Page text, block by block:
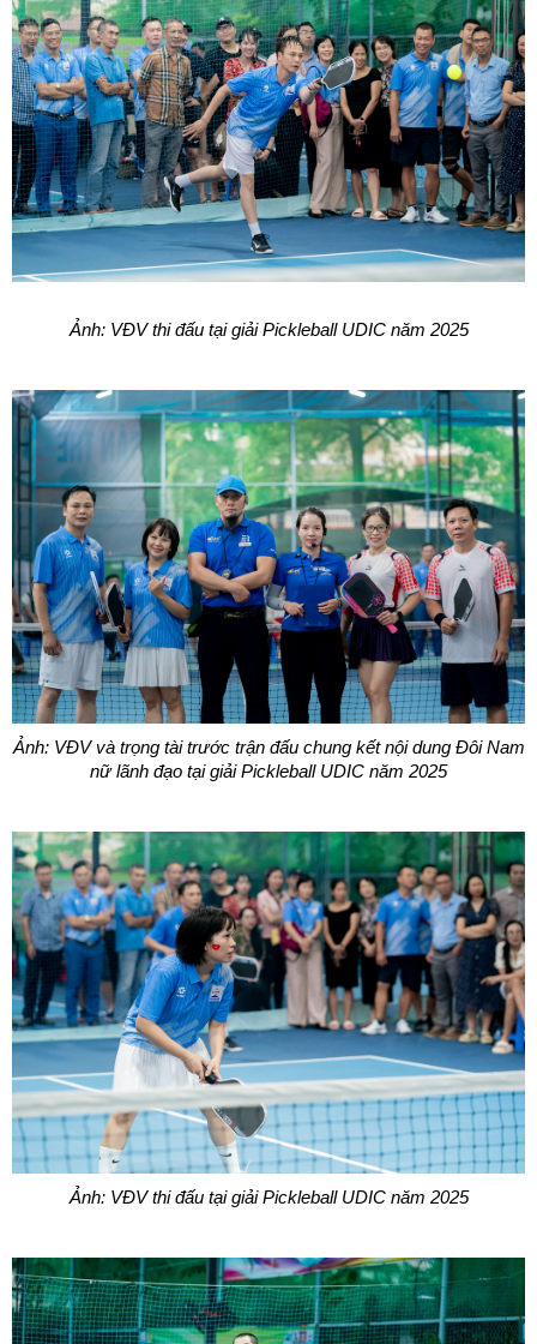
Ảnh: VĐV thi đấu tại giải Pickleball UDIC năm 2025
Ảnh: VĐV và trọng tài trước trận đấu chung kết nội dung Đôi Nam
nữ lãnh đạo tại giải Pickleball UDIC năm 2025
Ảnh: VĐV thi đấu tại giải Pickleball UDIC năm 2025